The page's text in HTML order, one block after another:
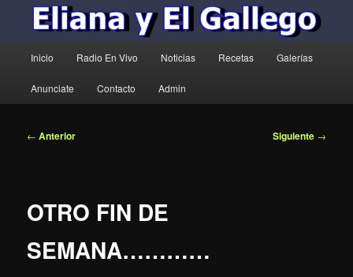
principal
Inicio Radio En Vivo Noticias Recetas Galerías
Anunciate Contacto Admin
Navegación
← Anterior Siguiente →
OTRO FIN DE
SEMANA…………